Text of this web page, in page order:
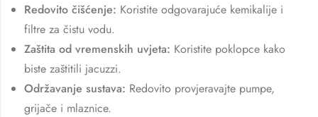
Redovito čišćenje: Koristite odgovarajuće kemikalije i
filtre za čistu vodu.
Zaštita od vremenskih uvjeta: Koristite poklopce kako
biste zaštitili jacuzzi.
Održavanje sustava: Redovito provjeravajte pumpe,
grijače i mlaznice.